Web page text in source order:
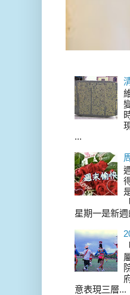
...
星期一是新週
意表現三層...